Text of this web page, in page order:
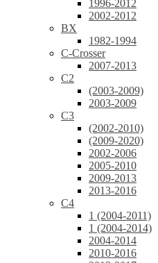
1996-2012
2002-2012
BX
1982-1994
C-Crosser
2007-2013
C2
(2003-2009)
2003-2009
C3
(2002-2010)
(2009-2020)
2002-2006
2005-2010
2009-2013
2013-2016
C4
1 (2004-2011)
1 (2004-2014)
2004-2014
2010-2016